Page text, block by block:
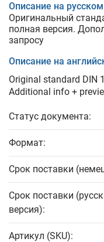
Описание на
Оригинальный
полная версия.
запросу
Описание на
Original standard DIN
Additional info +
Статус документа:
Формат:
Срок поставки
Срок поставки
версия):
Артикул (SKU):